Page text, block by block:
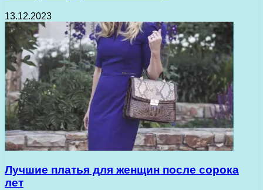
13.12.2023
Лучшие платья для женщин после сорока
лет